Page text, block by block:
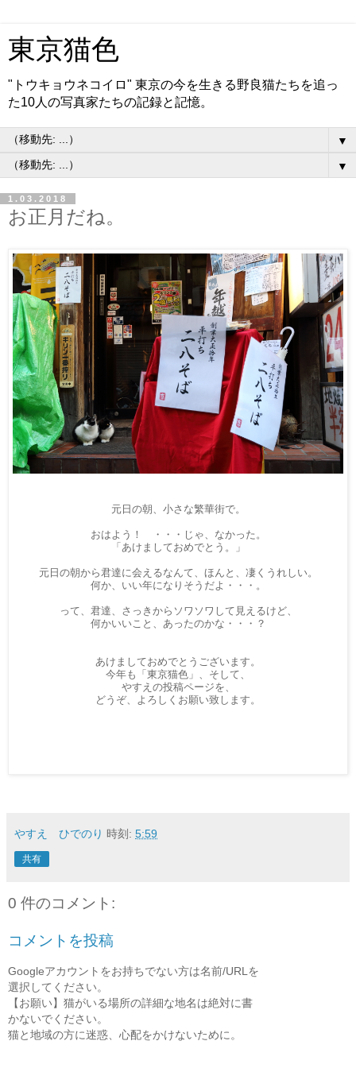
東京猫色
"トウキョウネコイロ" 東京の今を生きる野良猫たちを追っ
た10人の写真家たちの記録と記憶。
▼
▼
1.03.2018
お正月だね。
元日の朝、小さな繁華街で。
おはよう！ ・・・じゃ、なかった。
「あけましておめでとう。」
元日の朝から君達に会えるなんて、ほんと、凄くうれしい。
何か、いい年になりそうだよ・・・。
って、君達、さっきからソワソワして見えるけど、
何かいいこと、あったのかな・・・？
あけましておめでとうございます。
今年も「東京猫色」、そして、
やすえの投稿ページを、
どうぞ、よろしくお願い致します。
やすえ ひでのり 時刻: 5:59
共有
0 件のコメント:
コメントを投稿
Googleアカウントをお持ちでない方は名前/URLを
選択してください。
【お願い】猫がいる場所の詳細な地名は絶対に書
かないでください。
猫と地域の方に迷惑、心配をかけないために。